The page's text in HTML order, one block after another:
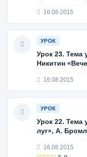
16.08.2015
УРОК
Урок 23. Тема
Никитин
16.08.2015
УРОК
Урок 22.
луг», А.
16.08.2015